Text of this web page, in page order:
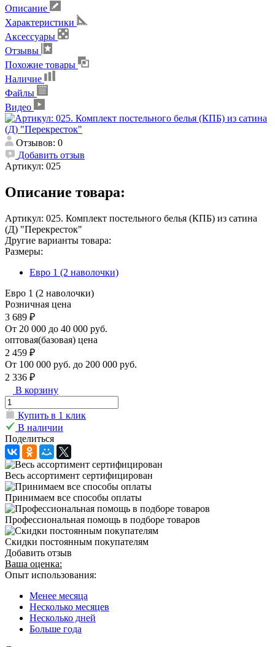
Описание
Характеристики
Аксессуары
Отзывы
Похожие товары
Наличие
Файлы
Видео
Отзывов: 0
Добавить отзыв
Артикул: 025
Описание товара:
Артикул: 025. Комплект постельного белья (КПБ) из сатина
(Д) "Перекресток"
Другие варианты товара:
Размеры:
Евро 1 (2 наволочки)
Евро 1 (2 наволочки)
Розничная цена
3 689 ₽
От 20 000 до 40 000 руб.
оптовая(базовая) цена
2 459 ₽
От 100 000 руб. до 200 000 руб.
2 336 ₽
В корзину
Купить в 1 клик
В наличии
Поделиться
Весь ассортимент сертифицирован
Принимаем все способы оплаты
Профессиональная помощь в подборе товаров
Скидки постоянным покупателям
Добавить отзыв
Ваша оценка:
Опыт использования:
Менее месяца
Несколько месяцев
Несколько дней
Больше года